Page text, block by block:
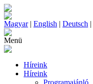
Magyar| English | Deutsch |
Menü
Híreink
Híreink
Programajánló